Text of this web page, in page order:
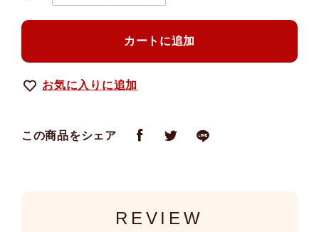
カートに追加
お気に入りに追加
この商品をシェア
REVIEW